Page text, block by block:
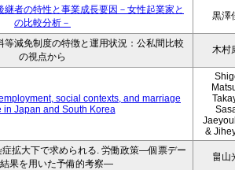
継者の特性と事業成長要因－女性起業家と
の比較分析－
黒澤
等減免制度の特徴と運用状況：公私間比較
の視点から
木村
social contexts, and marriage
in Japan and South Korea
&
拡大下で求められる. 労働政策―個票デー
果を用いた予備的考察―
畠山